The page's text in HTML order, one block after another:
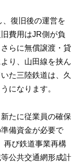
復旧後の運営を
費用はJR側が負
らに無償譲渡・貸
り、山田線を挟ん
た三陸鉄道は、久
になります。
たに従業員の確保
備資金が必要で
再び鉄道事業再構
公共交通網形成計